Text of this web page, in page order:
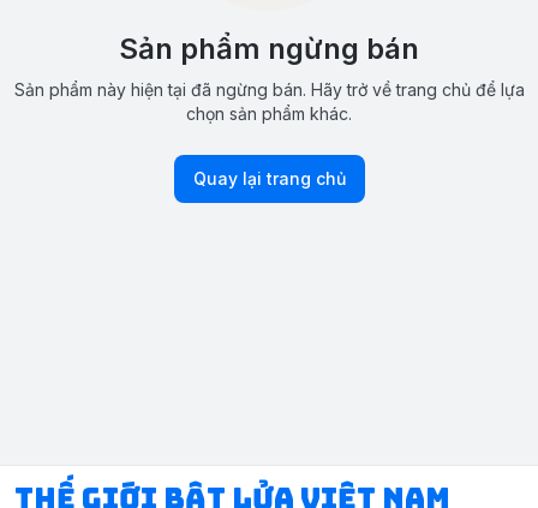
Sản phẩm ngừng bán
Sản phẩm này hiện tại đã ngừng bán. Hãy trở về trang chủ để lựa
chọn sản phẩm khác.
Quay lại trang chủ
Thế Giới Bật Lửa Việt Nam